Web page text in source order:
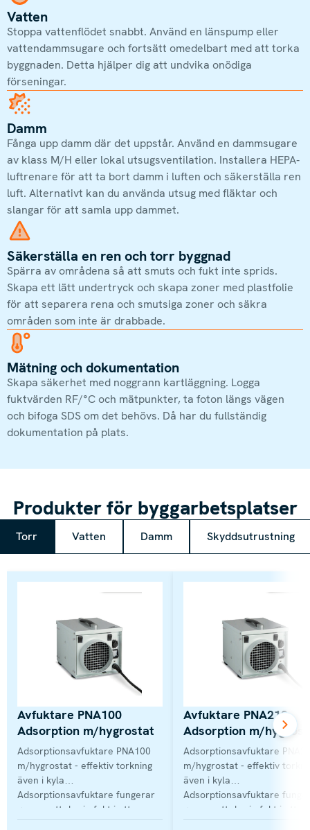
Vatten
Stoppa vattenflödet snabbt. Använd en länspump eller
vattendammsugare och fortsätt omedelbart med att torka
byggnaden. Detta hjälper dig att undvika onödiga
förseningar.
Damm
Fånga upp damm där det uppstår. Använd en dammsugare
av klass M/H eller lokal utsugsventilation. Installera HEPA-
luftrenare för att ta bort damm i luften och säkerställa ren
luft. Alternativt kan du använda utsug med fläktar och
slangar för att samla upp dammet.
Säkerställa en ren och torr byggnad
Spärra av områdena så att smuts och fukt inte sprids.
Skapa ett lätt undertryck och skapa zoner med plastfolie
för att separera rena och smutsiga zoner och säkra
områden som inte är drabbade.
Mätning och dokumentation
Skapa säkerhet med noggrann kartläggning. Logga
fuktvärden RF/°C och mätpunkter, ta foton längs vägen
och bifoga SDS om det behövs. Då har du fullständig
dokumentation på plats.
Produkter för byggarbetsplatser
Torr Vatten Damm Skyddsutrustning
Avfuktare PNA100
Adsorption m/hygrostat
Adsorptionsavfuktare PNA100
m/hygrostat - effektiv torkning
även i kyla
Adsorptionsavfuktare fungerar
genom att dra in fukt i ett
Avfuktare PNA210
Adsorption m/
Adsorptionsavfuktare
m/hygrostat - effektiv
även i kyla
Adsorptionsavfuktare
genom att dra in fukt i ett